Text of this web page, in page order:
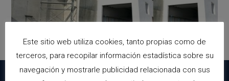
Este sitio web utiliza cookies, tanto propias como de
terceros, para recopilar información estadística sobre su
navegación y mostrarle publicidad relacionada con sus